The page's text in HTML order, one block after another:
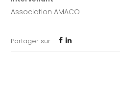
Association AMACO
Partager sur